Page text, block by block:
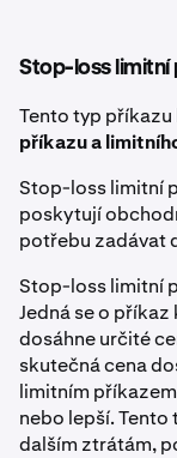
Stop-loss limitní
Tento typ příkazu
příkazu a
Stop-loss limitní
poskytují
potřebu zadávat
Stop-loss limitní
Jedná se o
dosáhne určité
skutečná cena
limitním
nebo lepší.
dalším ztrátám,